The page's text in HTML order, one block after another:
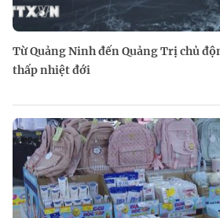
Từ Quảng Ninh đến Quảng Trị chủ
thấp nhiệt đới